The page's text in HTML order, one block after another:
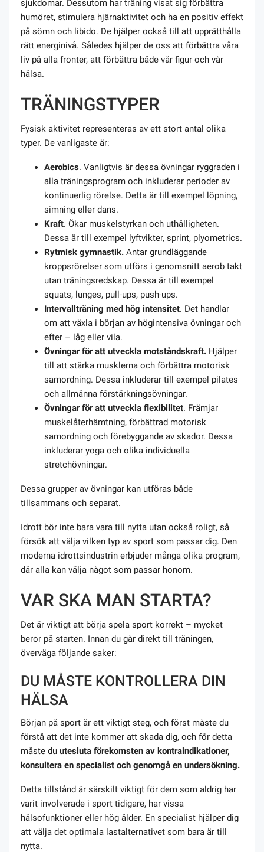
sjukdomar. Dessutom har träning visat sig förbättra
humöret, stimulera hjärnaktivitet och ha en positiv effekt
på sömn och libido. De hjälper också till att upprätthålla
rätt energinivå. Således hjälper de oss att förbättra våra
liv på alla fronter, att förbättra både vår figur och vår
hälsa.
TRÄNINGSTYPER
Fysisk aktivitet representeras av ett stort antal olika
typer. De vanligaste är:
Aerobics. Vanligtvis är dessa övningar ryggraden i
alla träningsprogram och inkluderar perioder av
kontinuerlig rörelse. Detta är till exempel löpning,
simning eller dans.
Kraft. Ökar muskelstyrkan och uthålligheten.
Dessa är till exempel lyftvikter, sprint, plyometrics.
Rytmisk gymnastik. Antar grundläggande
kroppsrörelser som utförs i genomsnitt aerob takt
utan träningsredskap. Dessa är till exempel
squats, lunges, pull-ups, push-ups.
Intervallträning med hög intensitet. Det handlar
om att växla i början av högintensiva övningar och
efter – låg eller vila.
Övningar för att utveckla motståndskraft. Hjälper
till att stärka musklerna och förbättra motorisk
samordning. Dessa inkluderar till exempel pilates
och allmänna förstärkningsövningar.
Övningar för att utveckla flexibilitet. Främjar
muskelåterhämtning, förbättrad motorisk
samordning och förebyggande av skador. Dessa
inkluderar yoga och olika individuella
stretchövningar.
Dessa grupper av övningar kan utföras både
tillsammans och separat.
Idrott bör inte bara vara till nytta utan också roligt, så
försök att välja vilken typ av sport som passar dig. Den
moderna idrottsindustrin erbjuder många olika program,
där alla kan välja något som passar honom.
VAR SKA MAN STARTA?
Det är viktigt att börja spela sport korrekt – mycket
beror på starten. Innan du går direkt till träningen,
överväga följande saker:
DU MÅSTE KONTROLLERA DIN
HÄLSA
Början på sport är ett viktigt steg, och först måste du
förstå att det inte kommer att skada dig, och för detta
måste du utesluta förekomsten av kontraindikationer,
konsultera en specialist och genomgå en undersökning.
Detta tillstånd är särskilt viktigt för dem som aldrig har
varit involverade i sport tidigare, har vissa
hälsofunktioner eller hög ålder. En specialist hjälper dig
att välja det optimala lastalternativet som bara är till
nytta.